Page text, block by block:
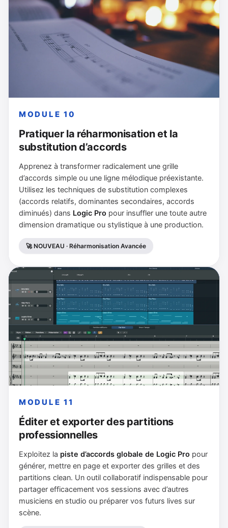
MODULE 10
Pratiquer la réharmonisation et la
substitution d’accords
Apprenez à transformer radicalement une grille
d’accords simple ou une ligne mélodique préexistante.
Utilisez les techniques de substitution complexes
(accords relatifs, dominantes secondaires, accords
diminués) dans Logic Pro pour insuffler une toute autre
dimension dramatique ou stylistique à une production.
🚀 NOUVEAU · Réharmonisation Avancée
MODULE 11
Éditer et exporter des partitions
professionnelles
Exploitez la piste d’accords globale de Logic Pro pour
générer, mettre en page et exporter des grilles et des
partitions clean. Un outil collaboratif indispensable pour
partager efficacement vos sessions avec d’autres
musiciens en studio ou préparer vos futurs lives sur
scène.